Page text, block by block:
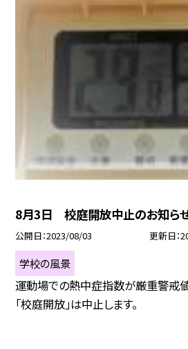
8月3日 校庭開放中止のお知ら
公開日 2023/08/03 更新日
学校の風景
運動場での熱中症指数が厳重警戒
「校庭開放」は中止します。